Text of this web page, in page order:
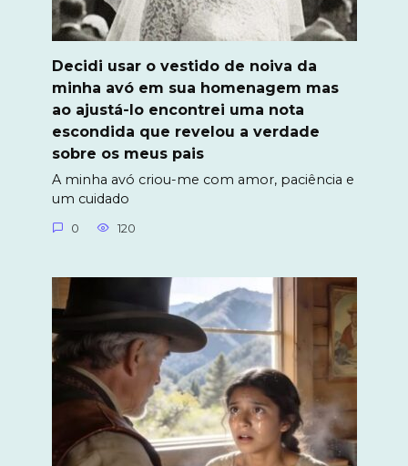
Decidi usar o vestido de noiva da
minha avó em sua homenagem mas
ao ajustá-lo encontrei uma nota
escondida que revelou a verdade
sobre os meus pais
A minha avó criou-me com amor, paciência e
um cuidado
0 120